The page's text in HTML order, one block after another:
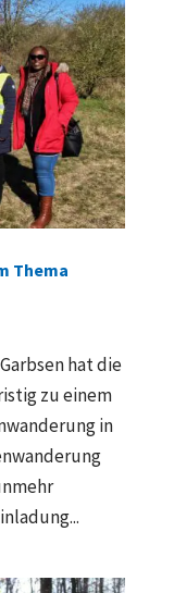
Thema
hat die
zu einem
in